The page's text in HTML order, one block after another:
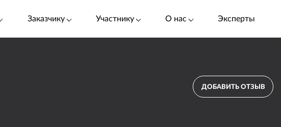
Заказчику Участнику О нас Эксперты
ДОБАВИТЬ ОТЗЫВ